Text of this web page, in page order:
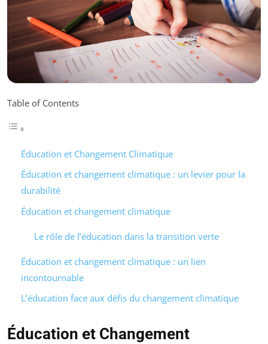
Table of Contents
Éducation et Changement Climatique
Éducation et changement climatique : un levier pour la
durabilité
Éducation et changement climatique
Le rôle de l’éducation dans la transition verte
Éducation et changement climatique : un lien
incontournable
L’éducation face aux défis du changement climatique
Éducation et Changement